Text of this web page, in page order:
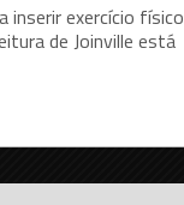
inserir exercício físico
de Joinville está